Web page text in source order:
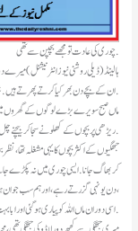
چوری کی عادت تو مجهے بچپن سے تهی.
ہالینڈ(ڈیلی روشنی نیوز انٹرنیشنل
ان کے بچے دن بهر کیا کرتے پهرتے ہیں .شائد کچهہ ہوں احساس کرنے والے ،لیکن میرے ماں باپ ایسے نہیں تهے .
ماں صبح سویرے بڑے لوگوں کے گهروں
ریڑهی پر بچوں کے کهلونے سجا کر بیچنے چل پڑتا .
جهگیوں کے اکثر بچوں کا یہی مشغلہ تها ،
کر بهاگ جانا .ایسی چوری میں نہ پکڑے جانے
دن یونہی گزرتے رہے ،اور ہم سب جوان ہو گئے ،
اسی دوران ماں اللہ کو پیاری ہو گئی اور ابا بہت بوڑها ہو گیا تو ریڑهی میں نے سنبهال لی لیکن چوری کی پرانی عادت ساتهہ ساتهہ چلتی رہی .